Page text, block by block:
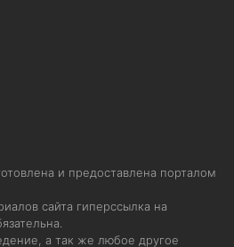
и предоставлена порталом
сайта гиперссылка на
а так же любое другое